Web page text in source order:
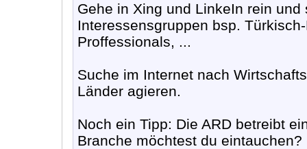
Gehe in Xing und LinkeIn rein
Interessensgruppen bsp.
Proffessionals, ...
Suche im Internet nach
Länder agieren.
Noch ein Tipp: Die ARD betreibt
Branche möchtest du